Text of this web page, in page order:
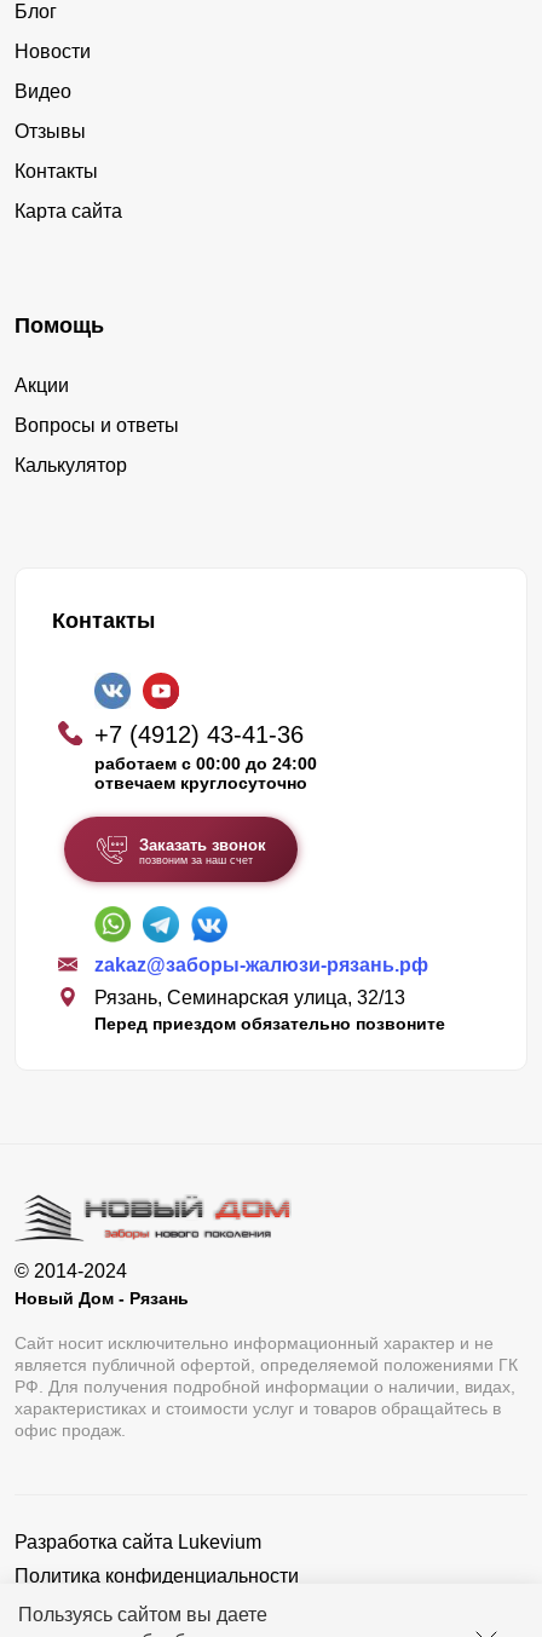
Пользуясь сайтом вы даете
Блог
Новости
Видео
Отзывы
Контакты
Карта сайта
Помощь
Акции
Вопросы и ответы
Калькулятор
Контакты
+7 (4912) 43-41-36
работаем с 00:00 до 24:00
отвечаем круглосуточно
Заказать звонок
позвоним за наш счет
zakaz@заборы-жалюзи-рязань.рф
Рязань, Семинарская улица, 32/13
Перед приездом обязательно позвоните
© 2014-2024
Новый Дом - Рязань
Сайт носит исключительно информационный характер и не
является публичной офертой, определяемой положениями ГК
РФ. Для получения подробной информации о наличии, видах,
характеристиках и стоимости услуг и товаров обращайтесь в
офис продаж.
Разработка сайта Lukevium
Политика конфиденциальности
Пользовательское соглашение